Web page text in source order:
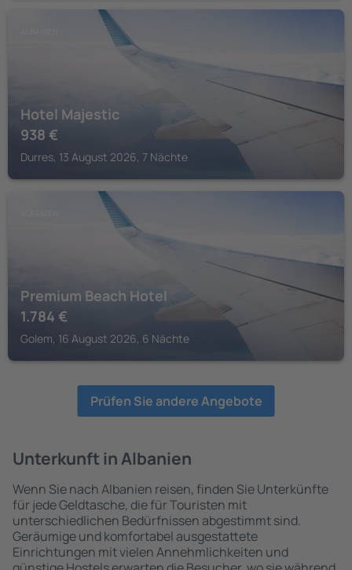
Hotel Majestic
938 €
Durres, 13 August 2026, 7 Nächte
Premium Beach Hotel
1.784 €
Golem, 16 August 2026, 6 Nächte
Prüfen Sie andere Angebote
Unterkunft in Albanien
Wenn Sie nach Albanien reisen, finden Sie Unterkünfte
für jede Geldtasche, die für Touristen mit
unterschiedlichen Bedürfnissen abgestimmt sind.
Geräumige und komfortabel ausgestattete
Einrichtungen mit vielen Annehmlichkeiten und